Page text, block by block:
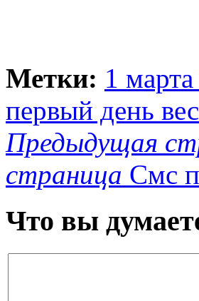
Метки: 1
первый день
Предыдущая
страница Смс
Что вы